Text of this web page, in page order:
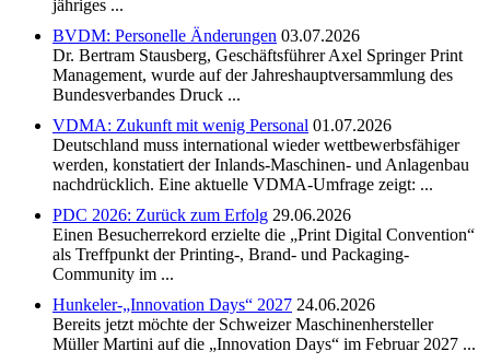
jähriges ...
BVDM: Personelle Änderungen 03.07.2026
Dr. Bertram Stausberg, Geschäftsführer Axel Springer Print
Management, wurde auf der Jahreshauptversammlung des
Bundesverbandes Druck ...
VDMA: Zukunft mit wenig Personal 01.07.2026
Deutschland muss international wieder wettbewerbsfähiger
werden, konstatiert der Inlands-Maschinen- und Anlagenbau
nachdrücklich. Eine aktuelle VDMA-Umfrage zeigt: ...
PDC 2026: Zurück zum Erfolg 29.06.2026
Einen Besucherrekord erzielte die „Print Digital Convention“
als Treffpunkt der Printing-, Brand- und Packaging-
Community im ...
Hunkeler-„Innovation Days“ 2027 24.06.2026
Bereits jetzt möchte der Schweizer Maschinenhersteller
Müller Martini auf die „Innovation Days“ im Februar 2027 ...